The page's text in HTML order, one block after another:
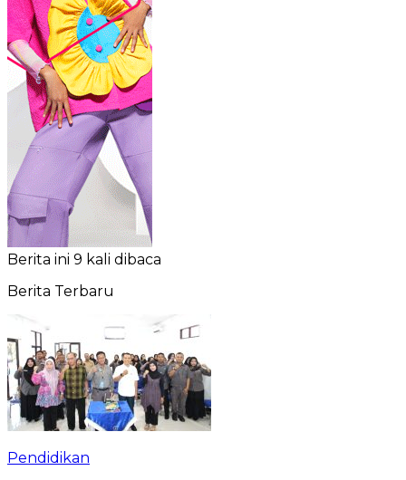
Berita ini 9 kali dibaca
Berita Terbaru
Pendidikan